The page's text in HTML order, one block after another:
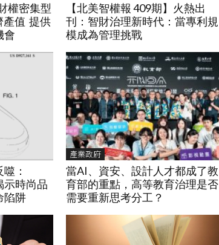
權密集型
產值 提供
會
【北美智權報 409期】火熱出
刊：智財治理新時代：當專利規
模成為管理挑戰
：
示時尚品
陷阱
產業政府
當AI、資安、設計人才都成了教
育部的重點，高等教育治理是否
需要重新思考分工？